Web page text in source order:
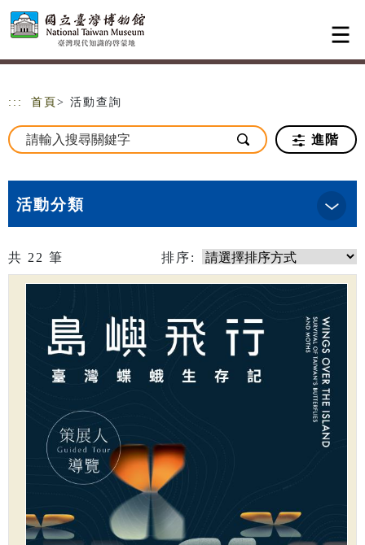
跳到主要內容
網站導覽
::: 首頁 > 活動查詢
進階
活動分類
共 22 筆 排序: